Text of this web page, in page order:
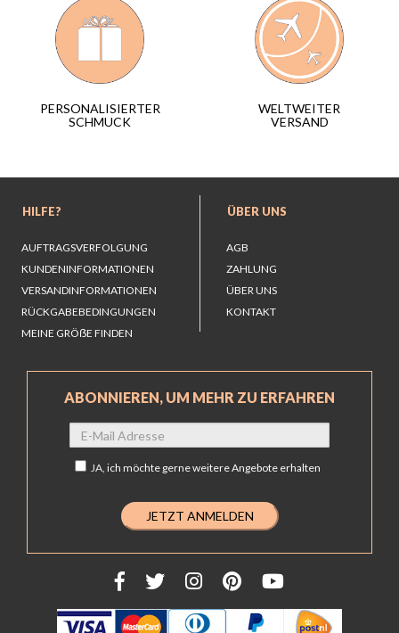
PERSONALISIERTER
SCHMUCK
WELTWEITER
VERSAND
HILFE?
AUFTRAGSVERFOLGUNG
KUNDENINFORMATIONEN
VERSANDINFORMATIONEN
RÜCKGABEBEDINGUNGEN
MEINE GRÖẞE FINDEN
ÜBER UNS
AGB
ZAHLUNG
ÜBER UNS
KONTAKT
ABONNIEREN, UM MEHR ZU ERFAHREN
JA, ich möchte gerne weitere Angebote erhalten